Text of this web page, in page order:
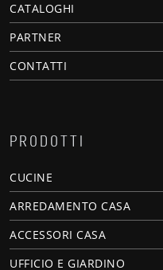
CATALOGHI
PARTNER
CONTATTI
PRODOTTI
CUCINE
ARREDAMENTO CASA
ACCESSORI CASA
UFFICIO E GIARDINO